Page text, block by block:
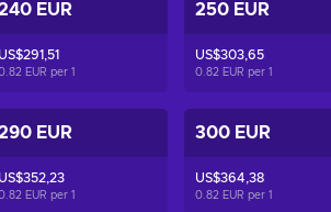
EUR
US$291,51
EUR per1
250 EUR
US$303,65
0.82 EUR per1
EUR
US$352,23
EUR per1
300 EUR
US$364,38
0.82 EUR per1